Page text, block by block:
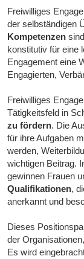
Freiwilliges
der selbständigen
Kompetenzen
konstitutiv für eine
Engagement eine
Engagierten,
Freiwilliges
Tätigkeitsfeld in
zu fördern. Die
für ihre Aufgaben
werden,
wichtigen Beitrag.
gewinnen Frauen
Qualifikationen,
anerkannt und
Dieses
der
Es wird